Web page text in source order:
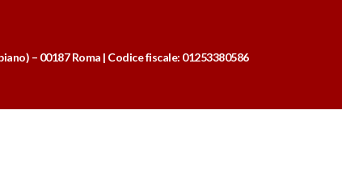
– 00187 Roma | Codice fiscale: 01253380586